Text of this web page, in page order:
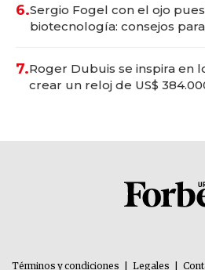
6.Sergio Fogel con el ojo
biotecnología: consejos
7.Roger Dubuis se inspira en
crear un reloj de US$
Términos y condiciones Legales